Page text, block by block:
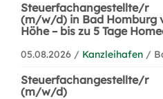
Steuerfachangestellte/r
(m/w/d) in Bad Homburg
Höhe – bis zu 5 Tage
05.08.2026 / Kanzleihafen /
Steuerfachangestellte/r
(m/w/d)